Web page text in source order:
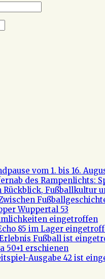
vom 1. bis 16.
des Rampenlichts:
Rückblick, Fußballkultur
Wuppertal 53
eingetroffen
85 im Lager
Fußball ist
50+1 erschienen
Ausgabe 42 ist